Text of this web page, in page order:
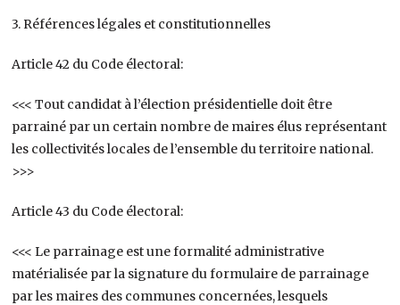
3. Références légales et constitutionnelles
Article 42 du Code électoral:
<<< Tout candidat à l’élection présidentielle doit être
parrainé par un certain nombre de maires élus représentant
les collectivités locales de l’ensemble du territoire national.
>>>
Article 43 du Code électoral:
<<< Le parrainage est une formalité administrative
matérialisée par la signature du formulaire de parrainage
par les maires des communes concernées, lesquels